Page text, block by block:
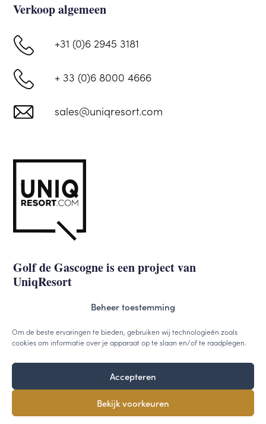
Beheer toestemming
Om de beste ervaringen te bieden, gebruiken wij technologieën zoals
cookies om informatie over je apparaat op te slaan en/of te raadplegen.
Accepteren
Bekijk voorkeuren
Verkoop algemeen
+31 (0)6 2945 3181
+ 33 (0)6 8000 4666
sales@uniqresort.com
Golf de Gascogne is een project van
UniqResort